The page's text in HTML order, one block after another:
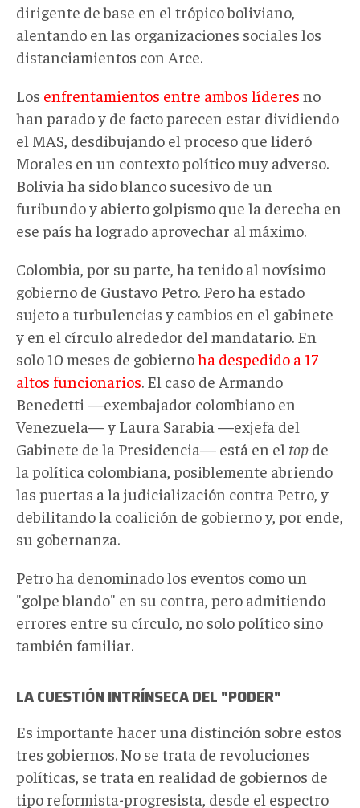
dirigente de base en el trópico boliviano,
alentando en las organizaciones sociales los
distanciamientos con Arce.
Los enfrentamientos entre ambos líderes no
han parado y de facto parecen estar dividiendo
el MAS, desdibujando el proceso que lideró
Morales en un contexto político muy adverso.
Bolivia ha sido blanco sucesivo de un
furibundo y abierto golpismo que la derecha en
ese país ha logrado aprovechar al máximo.
Colombia, por su parte, ha tenido al novísimo
gobierno de Gustavo Petro. Pero ha estado
sujeto a turbulencias y cambios en el gabinete
y en el círculo alrededor del mandatario. En
solo 10 meses de gobiernoha despedido a 17
altos funcionarios. El caso de Armando
Benedetti —exembajador colombiano en
Venezuela— y Laura Sarabia —exjefa del
Gabinete de la Presidencia— está en el top de
la política colombiana, posiblemente abriendo
las puertas a la judicialización contra Petro, y
debilitando la coalición de gobierno y, por ende,
su gobernanza.
Petro ha denominado los eventos como un
"golpe blando" en su contra, pero admitiendo
errores entre su círculo, no solo político sino
también familiar.
LA CUESTIÓN INTRÍNSECA DEL "PODER"
Es importante hacer una distinción sobre estos
tres gobiernos. No se trata de revoluciones
políticas, se trata en realidad de gobiernos de
tipo reformista-progresista, desde el espectro